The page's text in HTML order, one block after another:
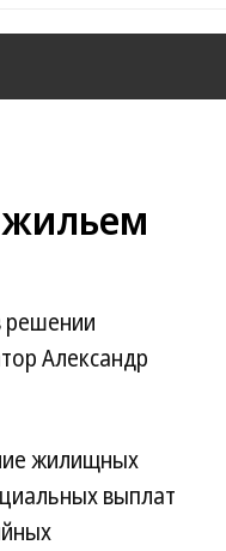
жильем
решении
Александр
жилищных
выплат